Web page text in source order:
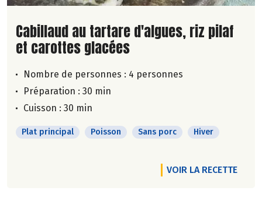
Lire la suite de la recette
Cabillaud au tartare d'algues, riz pilaf
et carottes glacées
Nombre de personnes : 4 personnes
Préparation : 30 min
Cuisson : 30 min
Plat principal Poisson Sans porc Hiver
VOIR LA RECETTE